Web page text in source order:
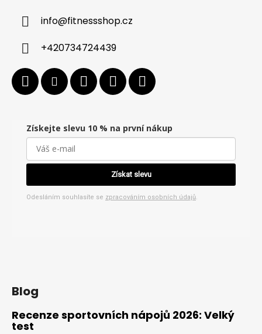
info@fitnessshop.cz
+420734724439
Získejte slevu 10 % na první nákup
Získat slevu
Odesláním souhlasíte se zpracováním osobních údajů.
Blog
Recenze sportovních nápojů 2026: Velký
test